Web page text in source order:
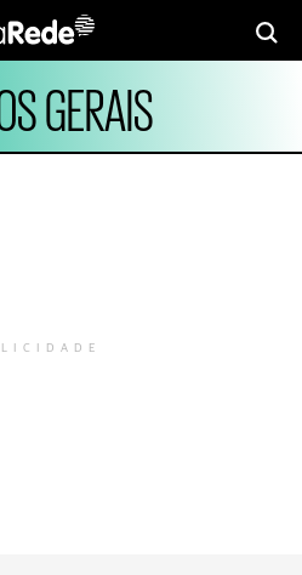
GERAIS